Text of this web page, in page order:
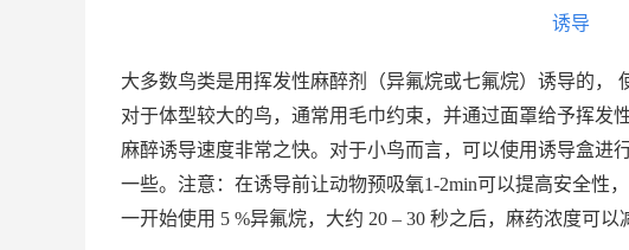
诱导
大多数鸟类是用挥发性麻醉剂（异氟烷或七氟烷）诱导的，
对于体型较大的鸟，通常用毛巾约束，并通过面罩给予挥发
麻醉诱导速度非常之快。对于小鸟而言，可以使用诱导盒进
一些。注意：在诱导前让动物预吸氧1-2min可以提高安全性
一开始使用 5 %异氟烷，大约 20 – 30 秒之后，麻药浓度可以